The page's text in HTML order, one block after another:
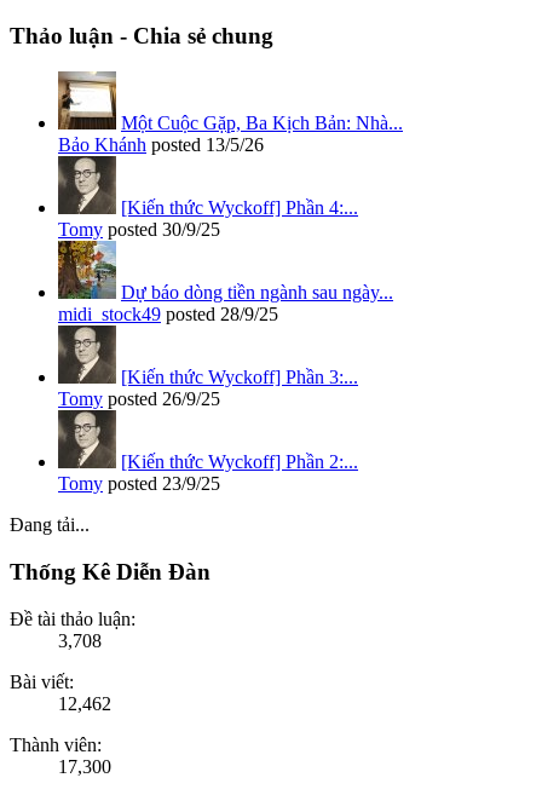
Thảo luận - Chia sẻ chung
Một Cuộc Gặp, Ba Kịch Bản: Nhà...
Bảo Khánh posted 13/5/26
[Kiến thức Wyckoff] Phần 4:...
Tomy posted 30/9/25
Dự báo dòng tiền ngành sau ngày...
midi_stock49 posted 28/9/25
[Kiến thức Wyckoff] Phần 3:...
Tomy posted 26/9/25
[Kiến thức Wyckoff] Phần 2:...
Tomy posted 23/9/25
Đang tải...
Thống Kê Diễn Đàn
Đề tài thảo luận:
3,708
Bài viết:
12,462
Thành viên:
17,300